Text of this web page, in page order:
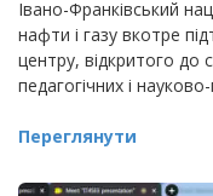
Івано-Франківський
нафти і газу вкотре
центру, відкритого до
педагогічних і
Переглянути